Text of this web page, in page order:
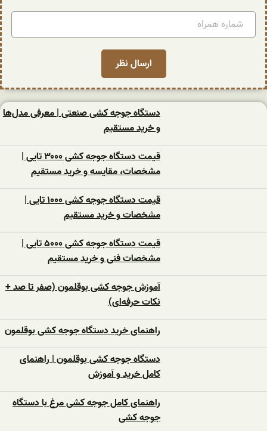
دستگاه جوجه کشی صنعتی | معرفی مدل‌ها
و خرید مستقیم
قیمت دستگاه جوجه کشی ۳۰۰۰ تایی |
مشخصات، مقایسه و خرید مستقیم
قیمت دستگاه جوجه کشی ۱۰۰۰ تایی |
مشخصات و خرید مستقیم
قیمت دستگاه جوجه کشی ۵۰۰۰ تایی |
مشخصات فنی و خرید مستقیم
آموزش جوجه کشی بوقلمون (صفر تا صد +
نکات حرفه‌ای)
راهنمای خرید دستگاه جوجه کشی بوقلمون
دستگاه جوجه کشی بوقلمون | راهنمای
کامل خرید و آموزش
راهنمای کامل جوجه کشی مرغ با دستگاه
جوجه کشی